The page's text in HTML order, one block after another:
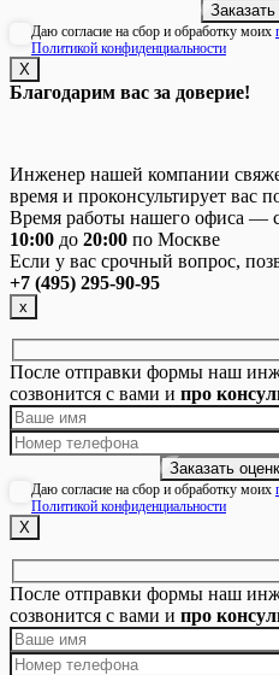
Даю согласие на сбор и обработку моих
Политикой конфиденциальности
Х
Благодарим вас за доверие!
Инженер нашей компании
время и проконсультирует вас
Время работы нашего офиса —
10:00 до 20:00 по Москве
Если у вас срочный вопрос,
+7 (495) 295-90-95
х
После отправки формы наш
созвонится с вами и про
Даю согласие на сбор и обработку моих
Политикой конфиденциальности
Х
После отправки формы наш
созвонится с вами и про